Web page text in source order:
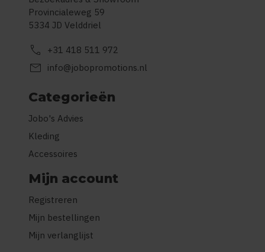
Provincialeweg 59
5334 JD Velddriel
call +31 418 511 972
mail info@jobopromotions.nl
Categorieën
Jobo's Advies
Kleding
Accessoires
Mijn account
Registreren
Mijn bestellingen
Mijn verlanglijst